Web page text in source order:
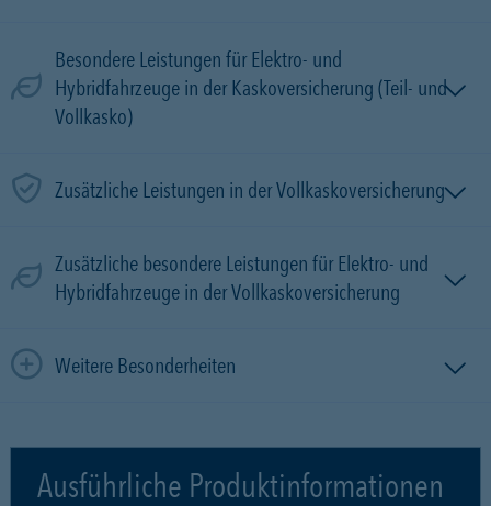
Besondere Leistungen für Elektro- und
Hybridfahrzeuge in der Kaskoversicherung (Teil- und
Vollkasko)
Zusätzliche Leistungen in der Vollkaskoversicherung
Zusätzliche besondere Leistungen für Elektro- und
Hybridfahrzeuge in der Vollkaskoversicherung
Weitere Besonderheiten
Ausführliche Produktinformationen